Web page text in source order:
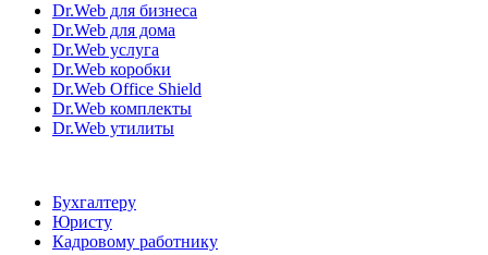
Dr.Web для бизнеса
Dr.Web для дома
Dr.Web услуга
Dr.Web коробки
Dr.Web Office Shield
Dr.Web комплекты
Dr.Web утилиты
Бухгалтеру
Юристу
Кадровому работнику